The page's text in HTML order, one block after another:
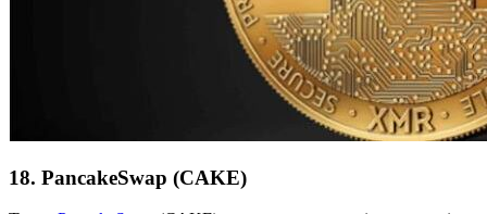
18. PancakeSwap (CAKE)